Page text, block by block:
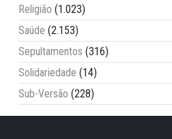
Religião (1.023)
Saúde (2.153)
Sepultamentos (316)
Solidariedade (14)
Sub-Versão (228)